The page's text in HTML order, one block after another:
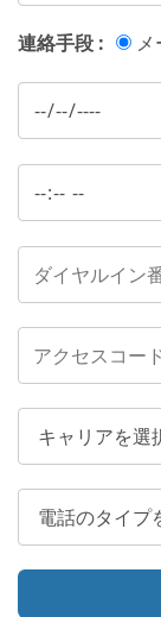
連絡手段 :